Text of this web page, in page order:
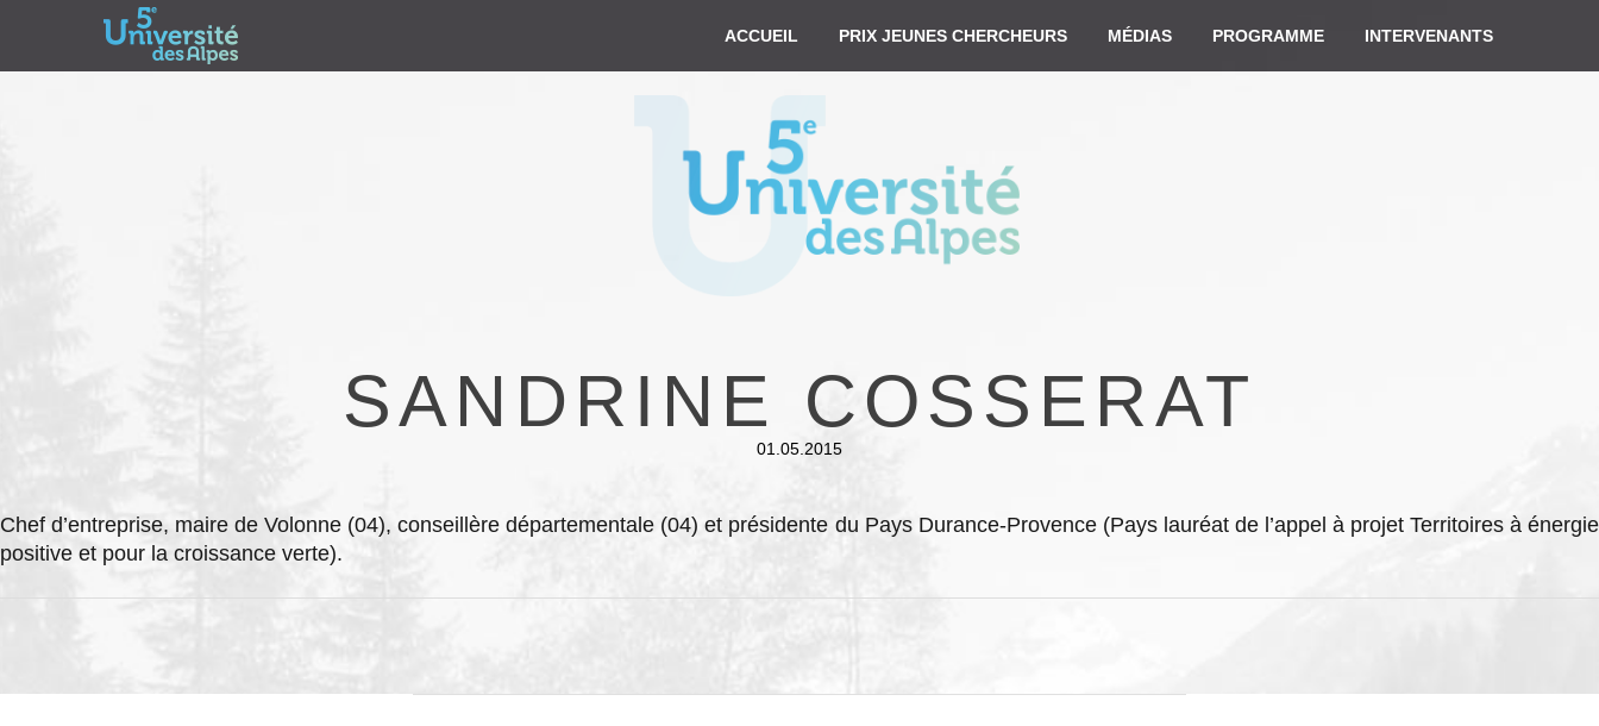
ACCUEIL PRIX JEUNES CHERCHEURS MÉDIAS PROGRAMME INTERVENANTS
SANDRINE COSSERAT
01.05.2015
Chef d’entreprise, maire de Volonne (04), conseillère départementale (04) et présidente du Pays Durance-Provence (Pays lauréat de l’appel à projet Territoires à énergie
positive et pour la croissance verte).